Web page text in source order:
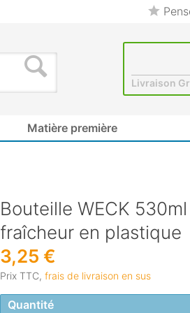
Livraison
Matière première
Bouteille WECK
fraîcheur en plastique
3,25 €
Prix TTC, frais de livraison en sus
Quantité